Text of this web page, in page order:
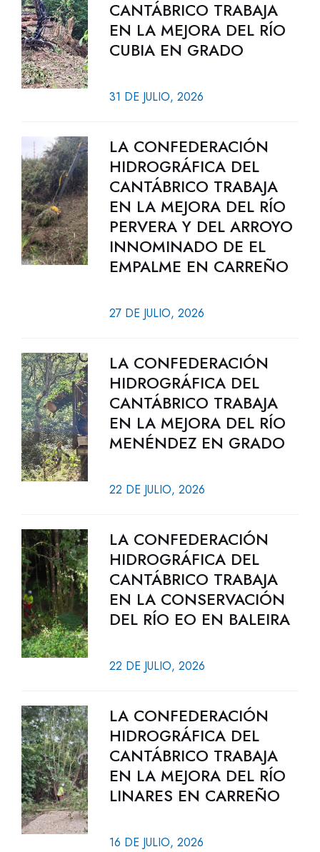
CANTÁBRICO TRABAJA
EN LA MEJORA DEL RÍO
CUBIA EN GRADO
31 DE JULIO, 2026
LA CONFEDERACIÓN
HIDROGRÁFICA DEL
CANTÁBRICO TRABAJA
EN LA MEJORA DEL RÍO
PERVERA Y DEL ARROYO
INNOMINADO DE EL
EMPALME EN CARREÑO
27 DE JULIO, 2026
LA CONFEDERACIÓN
HIDROGRÁFICA DEL
CANTÁBRICO TRABAJA
EN LA MEJORA DEL RÍO
MENÉNDEZ EN GRADO
22 DE JULIO, 2026
LA CONFEDERACIÓN
HIDROGRÁFICA DEL
CANTÁBRICO TRABAJA
EN LA CONSERVACIÓN
DEL RÍO EO EN BALEIRA
22 DE JULIO, 2026
LA CONFEDERACIÓN
HIDROGRÁFICA DEL
CANTÁBRICO TRABAJA
EN LA MEJORA DEL RÍO
LINARES EN CARREÑO
16 DE JULIO, 2026